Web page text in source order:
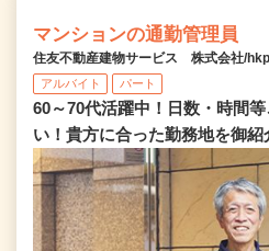
マンションの通勤管理員
住友不動産建物サービス 株式会社/
アルバイト パート
60～70代活躍中！日数・時間
い！貴方に合った勤務地を御紹